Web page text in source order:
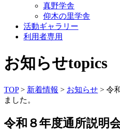
真野学舎
仰木の里学舎
活動ギャラリー
利用者専用
お知らせtopics
TOP> 新着情報 > お知らせ > 令
ました。
令和８年度通所説明